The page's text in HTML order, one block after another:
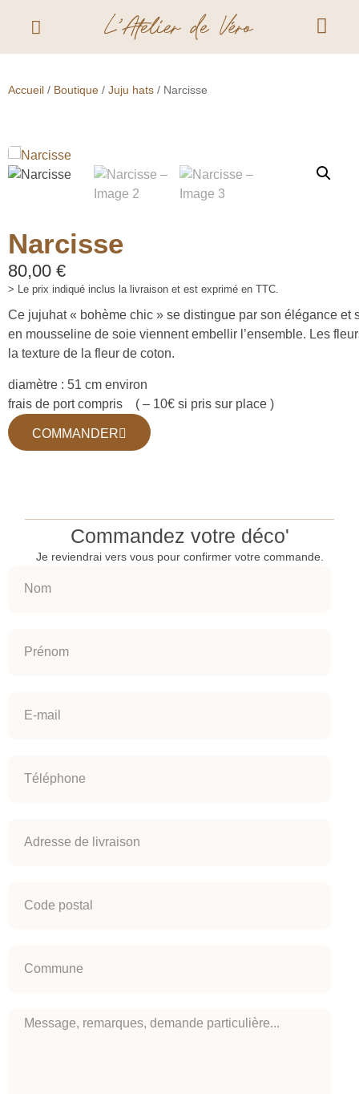
Accueil / Boutique / Juju hats / Narcisse
Narcisse
80,00 €
> Le prix indiqué inclus la livraison et est exprimé en TTC.
Ce jujuhat « bohème chic » se distingue par son élégance
en mousseline de soie viennent embellir l’ensemble. Les
la texture de la fleur de coton.
diamètre : 51 cm environ
frais de port compris ( – 10€ si pris sur place )
COMMANDER
Commandez votre déco'
Je reviendrai vers vous pour confirmer votre commande.